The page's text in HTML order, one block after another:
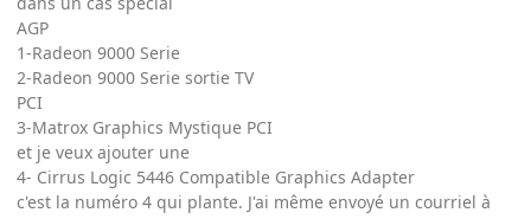
AGP
1-Radeon 9000 Serie
2-Radeon 9000 Serie sortie TV
PCI
3-Matrox Graphics Mystique PCI
et je veux ajouter une
4- Cirrus Logic 5446 Compatible Graphics Adapter
c'est la numéro 4 qui plante. J'ai même envoyé un courriel à